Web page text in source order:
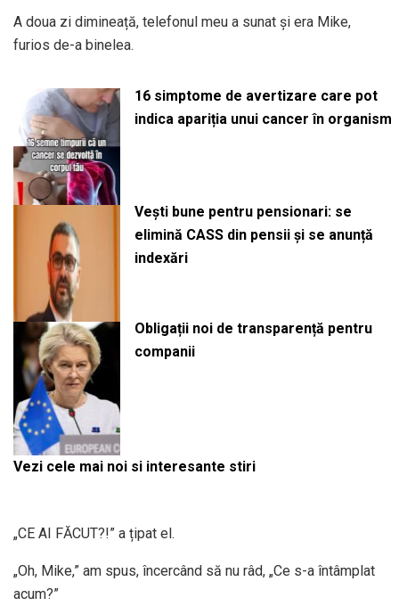
A doua zi dimineață, telefonul meu a sunat și era Mike,
furios de-a binelea.
16 simptome de avertizare care pot
indica apariția unui cancer în organism
Vești bune pentru pensionari: se
elimină CASS din pensii și se anunță
indexări
Obligații noi de transparență pentru
companii
Vezi cele mai noi si interesante stiri
„CE AI FĂCUT?!” a țipat el.
„Oh, Mike,” am spus, încercând să nu râd, „Ce s-a întâmplat
acum?”